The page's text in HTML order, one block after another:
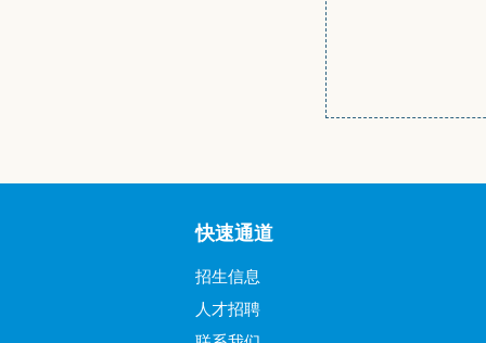
快速通道
招生信息
人才招聘